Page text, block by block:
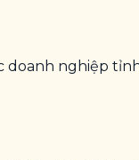
nghiệp tỉnh